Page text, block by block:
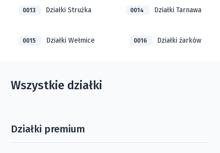
0013 Działki Strużka 0014 Działki Tarnawa
0015 Działki Wełmice 0016 Działki żarków
Wszystkie działki
Działki premium